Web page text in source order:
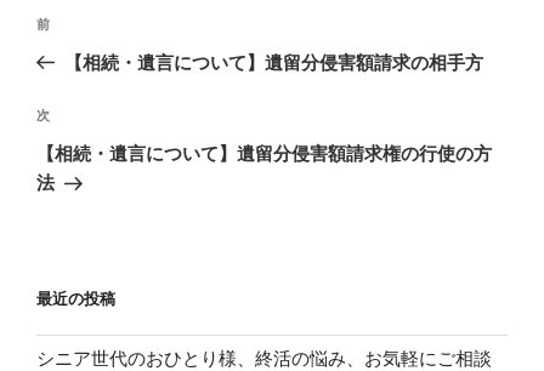
投
ビ
ゲ
ー
過
去
投
稿
前
【相続・遺言について】遺留分侵害額請求の相手方
次
の
投
次
【相続・遺言について】遺留分侵害額請求権の行使の方
法
最近の投稿
シニア世代のおひとり様、終活の悩み、お気軽にご相談